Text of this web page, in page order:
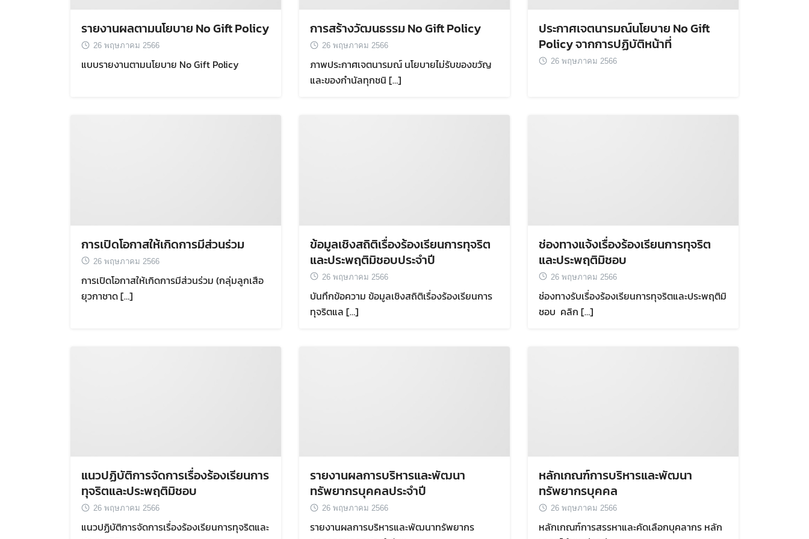
Search
รายงานผลตามนโยบาย No Gift Policy
26 พฤษภาคม 2566
แบบรายงานตามนโยบาย No Gift Policy
การสร้างวัฒนธรรม No Gift Policy
26 พฤษภาคม 2566
ภาพประกาศเจตนารมณ์ นโยบายไม่รับของขวัญ
และของกำนัลทุกชนิ […]
ประกาศเจตนารมณ์นโยบาย No Gift
Policy จากการปฏิบัติหน้าที่
26 พฤษภาคม 2566
การเปิดโอกาสให้เกิดการมีส่วนร่วม
26 พฤษภาคม 2566
การเปิดโอกาสให้เกิดการมีส่วนร่วม (กลุ่มลูกเสือ
ยุวกาชาด […]
ข้อมูลเชิงสถิติเรื่องร้องเรียนการทุจริต
และประพฤติมิชอบประจำปี
26 พฤษภาคม 2566
บันทึกข้อความ ข้อมูลเชิงสถิติเรื่องร้องเรียนการ
ทุจริตแล […]
ช่องทางแจ้งเรื่องร้องเรียนการทุจริต
และประพฤติมิชอบ
26 พฤษภาคม 2566
ช่องทางรับเรื่องร้องเรียนการทุจริตและประพฤติมิ
ชอบ คลิก […]
แนวปฏิบัติการจัดการเรื่องร้องเรียนการ
ทุจริตและประพฤติมิชอบ
26 พฤษภาคม 2566
แนวปฏิบัติการจัดการเรื่องร้องเรียนการทุจริตและ
รายงานผลการบริหารและพัฒนา
ทรัพยากรบุคคลประจำปี
26 พฤษภาคม 2566
รายงานผลการบริหารและพัฒนาทรัพยากร
หลักเกณฑ์การบริหารและพัฒนา
ทรัพยากรบุคคล
26 พฤษภาคม 2566
หลักเกณฑ์การสรรหาและคัดเลือกบุคลากร หลัก